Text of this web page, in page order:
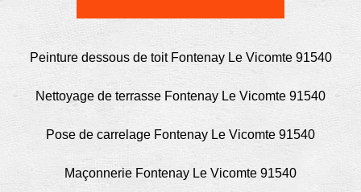
Peinture dessous de toit Fontenay Le Vicomte 91540
Nettoyage de terrasse Fontenay Le Vicomte 91540
Pose de carrelage Fontenay Le Vicomte 91540
Maçonnerie Fontenay Le Vicomte 91540